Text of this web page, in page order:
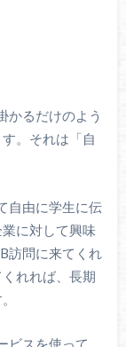
かるだけのよう
。それは「自
自由に学生に伝
に対して興味
訪問に来てくれ
れれば、長期
スを使って、